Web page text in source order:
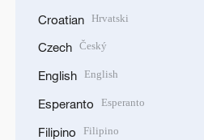
Croatian Hrvatski
Czech Český
English English
Esperanto Esperanto
Filipino Filipino